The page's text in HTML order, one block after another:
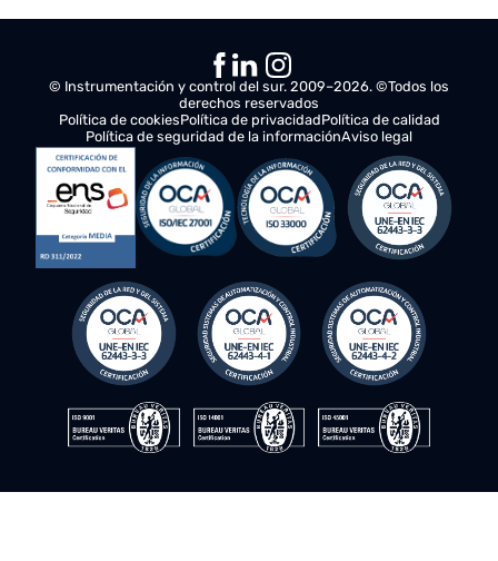
Comunicación más estable y servidores
Un único servicio integral que centraliza
mantenimiento, reparación y soporte técnico
© Instrumentación y control del sur. 2009–2026. ©Todos los
derechos reservados
Política de cookies
Política de privacidadPolítica de calidad
Política de seguridad de la informaciónAviso legal